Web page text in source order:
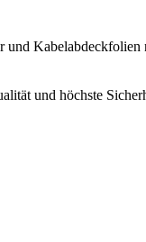
und höchste